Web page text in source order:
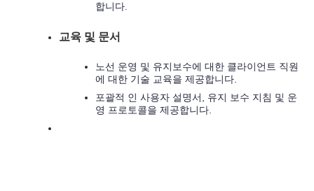
합니다.
교육 및 문서
노선 운영 및 유지보수에 대한 클라이언트 직원
에 대한 기술 교육을 제공합니다.
포괄적 인 사용자 설명서, 유지 보수 지침 및 운
영 프로토콜을 제공합니다.